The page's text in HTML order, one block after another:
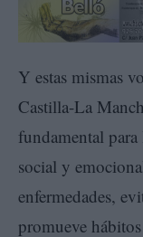
Y estas mismas
Castilla-La
fundamental
social y
enfermedades,
promueve